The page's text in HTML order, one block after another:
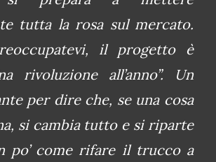
tutta la rosa sul mercato.
il progetto è
rivoluzione all’anno”. Un
per dire che, se una cosa
si cambia tutto e si riparte
po’ come rifare il trucco a